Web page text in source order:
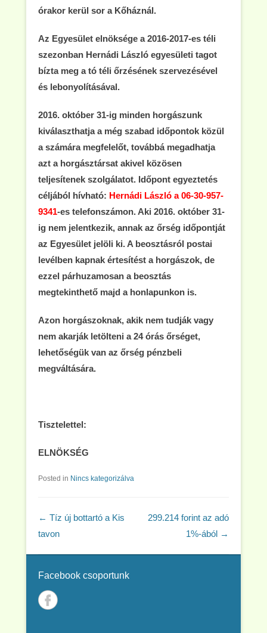
órakor kerül sor a Kőháznál.
Az Egyesület elnöksége a 2016-2017-es téli
szezonban Hernádi László egyesületi tagot
bízta meg a tó téli őrzésének szervezésével
és lebonyolításával.
2016. október 31-ig minden horgászunk
kiválaszthatja a még szabad időpontok közül
a számára megfelelőt, továbbá megadhatja
azt a horgásztársat akivel közösen
teljesítenek szolgálatot. Időpont egyeztetés
céljából hívható: Hernádi László a 06-30-957-
9341-es telefonszámon. Aki 2016. október 31-
ig nem jelentkezik, annak az őrség időpontját
az Egyesület jelöli ki. A beosztásról postai
levélben kapnak értesítést a horgászok, de
ezzel párhuzamosan a beosztás
megtekinthető majd a honlapunkon is.
Azon horgászoknak, akik nem tudják vagy
nem akarják letölteni a 24 órás őrséget,
lehetőségük van az őrség pénzbeli
megváltására.
Tisztelettel:
ELNÖKSÉG
Posted in Nincs kategorizálva
Post navigation
← Tíz új bottartó a Kis
tavon
299.214 forint az adó
1%-ából →
Facebook csoportunk